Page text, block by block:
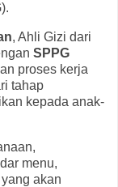
, Ahli Gizi dari
SPPG
proses kerja
tahap
kepada anak-
menu,
akan